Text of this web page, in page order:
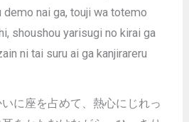
nai ga, touji wa totemo
shoushou yarisugi no kirai ga
ni tai suru ai ga kanjirareru
に座を占めて、熱心にじれっ